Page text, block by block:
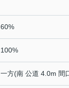
60%
100%
一方(南 公道 4.0m 間